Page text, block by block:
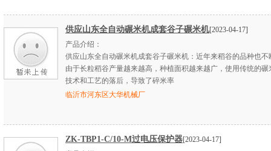
供应山东全自动碾米机成套谷子碾米机[2023-04-17]
产品介绍：
供应山东全自动碾米机成套谷子碾米机：近年来稻谷的品种也不
由于长粒稻谷产量越来越高，种植面积越来越广，使用传统的碾
技术和工艺的落后，导致了碎米率
临沂市河东区大华机械厂
ZK-TBP1-C/10-M过电压保护器[2023-04-17]